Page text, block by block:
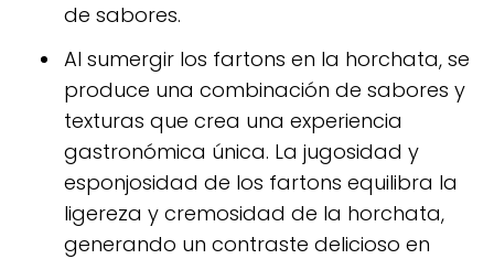
de sabores.
Al sumergir los fartons en la horchata, se
produce una combinación de sabores y
texturas que crea una experiencia
gastronómica única. La jugosidad y
esponjosidad de los fartons equilibra la
ligereza y cremosidad de la horchata,
generando un contraste delicioso en